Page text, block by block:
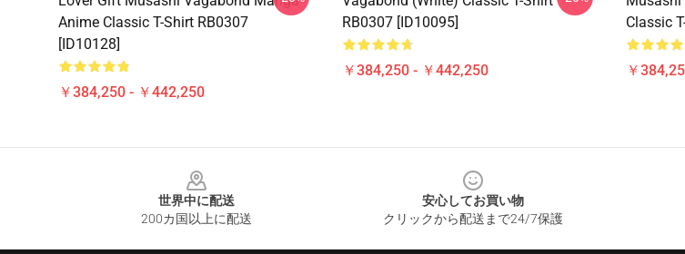
Anime Classic T-Shirt RB0307
[ID10128]
￥384,250 - ￥442,250
RB0307 [ID10095]
￥384,250 - ￥442,250
Classic
￥
世界中に配送
200カ国以上に配送
安心してお買い物
クリックから配送まで24/7保護